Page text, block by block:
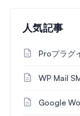
人気記事
Proプラグ
WP Mail
Google